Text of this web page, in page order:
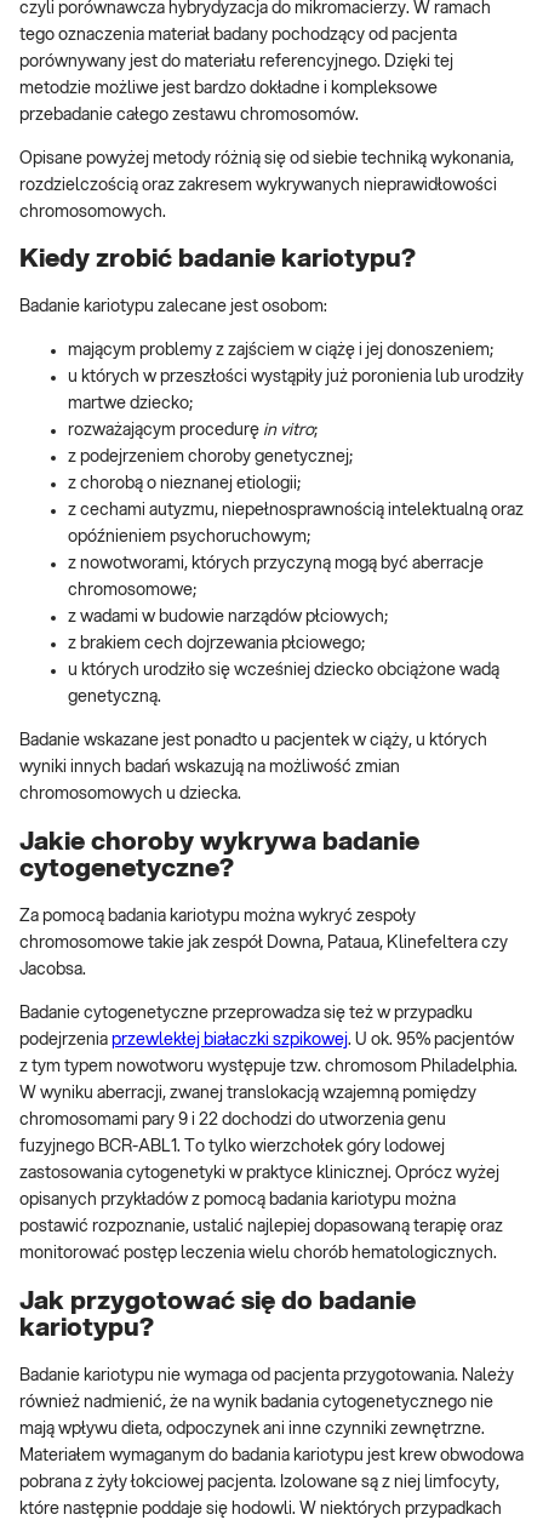
czyli porównawcza hybrydyzacja do mikromacierzy. W ramach
tego oznaczenia materiał badany pochodzący od pacjenta
porównywany jest do materiału referencyjnego. Dzięki tej
metodzie możliwe jest bardzo dokładne i kompleksowe
przebadanie całego zestawu chromosomów.
Opisane powyżej metody różnią się od siebie techniką wykonania,
rozdzielczością oraz zakresem wykrywanych nieprawidłowości
chromosomowych.
Kiedy zrobić badanie kariotypu?
Badanie kariotypu zalecane jest osobom:
mającym problemy z zajściem w ciążę i jej donoszeniem;
u których w przeszłości wystąpiły już poronienia lub urodziły
martwe dziecko;
rozważającym procedurę in vitro;
z podejrzeniem choroby genetycznej;
z chorobą o nieznanej etiologii;
z cechami autyzmu, niepełnosprawnością intelektualną oraz
opóźnieniem psychoruchowym;
z nowotworami, których przyczyną mogą być aberracje
chromosomowe;
z wadami w budowie narządów płciowych;
z brakiem cech dojrzewania płciowego;
u których urodziło się wcześniej dziecko obciążone wadą
genetyczną.
Badanie wskazane jest ponadto u pacjentek w ciąży, u których
wyniki innych badań wskazują na możliwość zmian
chromosomowych u dziecka.
Jakie choroby wykrywa badanie
cytogenetyczne?
Za pomocą badania kariotypu można wykryć zespoły
chromosomowe takie jak zespół Downa, Pataua, Klinefeltera czy
Jacobsa.
Badanie cytogenetyczne przeprowadza się też w przypadku
podejrzenia przewlekłej białaczki szpikowej. U ok. 95% pacjentów
z tym typem nowotworu występuje tzw. chromosom Philadelphia.
W wyniku aberracji, zwanej translokacją wzajemną pomiędzy
chromosomami pary 9 i 22 dochodzi do utworzenia genu
fuzyjnego BCR-ABL1. To tylko wierzchołek góry lodowej
zastosowania cytogenetyki w praktyce klinicznej. Oprócz wyżej
opisanych przykładów z pomocą badania kariotypu można
postawić rozpoznanie, ustalić najlepiej dopasowaną terapię oraz
monitorować postęp leczenia wielu chorób hematologicznych.
Jak przygotować się do badanie
kariotypu?
Badanie kariotypu nie wymaga od pacjenta przygotowania. Należy
również nadmienić, że na wynik badania cytogenetycznego nie
mają wpływu dieta, odpoczynek ani inne czynniki zewnętrzne.
Materiałem wymaganym do badania kariotypu jest krew obwodowa
pobrana z żyły łokciowej pacjenta. Izolowane są z niej limfocyty,
które następnie poddaje się hodowli. W niektórych przypadkach